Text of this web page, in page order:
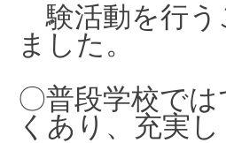
験活動を行う
ました。
〇普段学校で
くあり、充実し